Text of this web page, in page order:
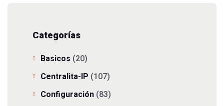
Categorías
Basicos (20)
Centralita-IP (107)
Configuración (83)